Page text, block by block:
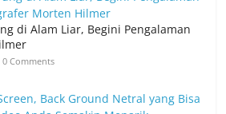
di Alam Liar, Begini Pengalaman
0 Comments